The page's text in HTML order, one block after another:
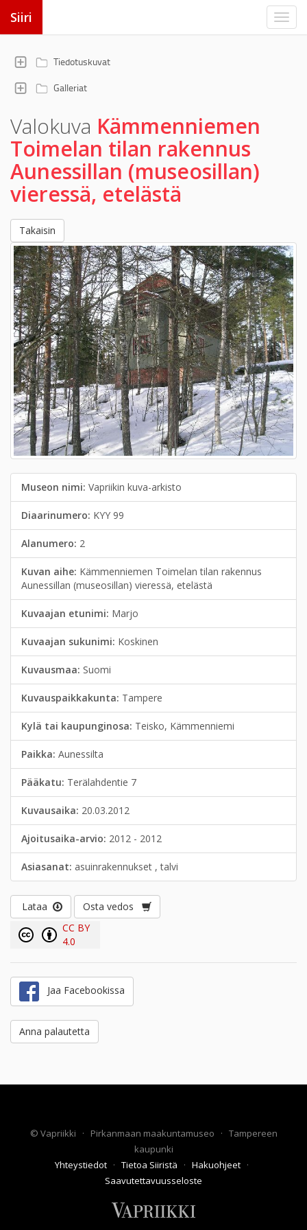
Siiri
Tiedotuskuvat
Galleriat
Valokuva Kämmenniemen
Toimelan tilan rakennus
Aunessillan (museosillan)
vieressä, etelästä
Takaisin
Museon nimi: Vapriikin kuva-arkisto
Diaarinumero: KYY 99
Alanumero: 2
Kuvan aihe: Kämmenniemen Toimelan tilan rakennus
Aunessillan (museosillan) vieressä, etelästä
Kuvaajan etunimi: Marjo
Kuvaajan sukunimi: Koskinen
Kuvausmaa: Suomi
Kuvauspaikkakunta: Tampere
Kylä tai kaupunginosa: Teisko, Kämmenniemi
Paikka: Aunessilta
Pääkatu: Terälahdentie 7
Kuvausaika: 20.03.2012
Ajoitusaika-arvio: 2012 - 2012
Asiasanat: asuinrakennukset , talvi
Lataa
Osta vedos
CC BY
4.0
Jaa Facebookissa
Anna palautetta
© Vapriikki · Pirkanmaan maakuntamuseo · Tampereen
kaupunki
Yhteystiedot · Tietoa Siiristä · Hakuohjeet ·
Saavutettavuusseloste